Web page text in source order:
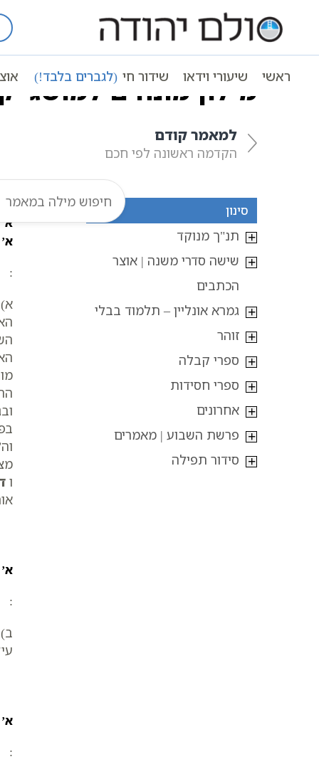
ראשי שיעורי וידאו שידור חי (לגברים בלבד!)
עמוד ראשי אוצר הכתבים חסידות
מילון מונחים למושגי
למאמר קודם
הקדמה ראשונה לפי חכם
א
:
א)
ו
:
ב)
:
סינון
תנ"ך מנוקד
שישה סדרי משנה | אוצר
הכתבים
גמרא אונליין – תלמוד בבלי
זוהר
ספרי קבלה
ספרי חסידות
אחרונים
פרשת השבוע | מאמרים
סידור תפילה